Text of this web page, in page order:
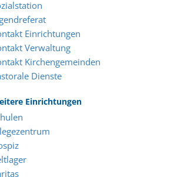
Einrichtungen
Verwaltung
Kirchengemeinden
Dienste
Einrichtungen